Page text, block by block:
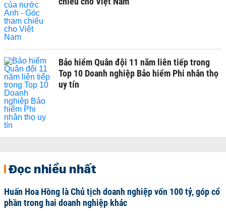
Bảo hiểm Quân đội 11 năm liên tiếp trong
Top 10 Doanh nghiệp Bảo hiểm Phi nhân thọ
uy tín
Đọc nhiều nhất
Huấn Hoa Hồng là Chủ tịch doanh nghiệp vốn 100 tỷ, góp cổ
phần trong hai doanh nghiệp khác